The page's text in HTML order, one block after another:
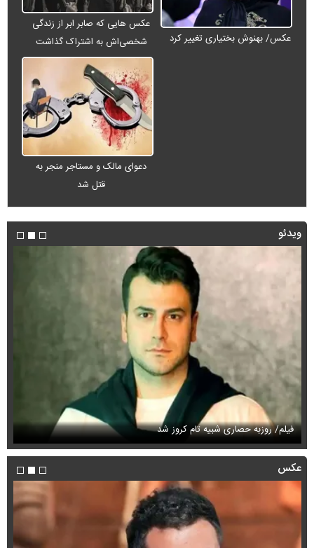
عکس/ بهنوش بختیاری تغییر کرد
عکس هایی که صابر ابر از زندگی
شخصی‌اش به اشتراک گذاشت
دعوای مالک و مستاجر منجر به
قتل شد
ویدئو
فیلم/ روزبه حصاری شبیه تام کروز شد
عکس